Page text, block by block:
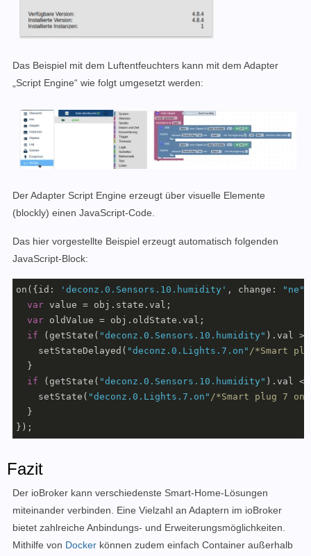
Das Beispiel mit dem Luftentfeuchters kann mit dem Adapter
„Script Engine“ wie folgt umgesetzt werden:
Der Adapter Script Engine erzeugt über visuelle Elemente
(blockly) einen JavaScript-Code.
Das hier vorgestellte Beispiel erzeugt automatisch folgenden
JavaScript-Block:
on({ id : 'deconz.0.Sensors.10.humidity' , change : "ne"
var value = obj.state.val;
var oldValue = obj.oldState.val;
if (getState( "deconz.0.Sensors.10.humidity" ).val
    setStateDelayed(
"deconz.0.Lights.7.on" /*Smart
  }
if (getState( "deconz.0.Sensors.10.humidity" ).val <
    setState(
"deconz.0.Lights.7.on" /*Smart plug 7
  }
});
Fazit
Der ioBroker kann verschiedenste Smart-Home-Lösungen
miteinander verbinden. Eine Vielzahl an Adaptern im ioBroker
bietet zahlreiche Anbindungs- und Erweiterungsmöglichkeiten.
Mithilfe von Docker können zudem einfach Container außerhalb